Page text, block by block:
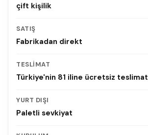
çift kişilik
SATIŞ
Fabrikadan direkt
TESLIMAT
Türkiye'nin 81 iline ücretsiz teslimat
YURT DIŞI
Paletli sevkiyat